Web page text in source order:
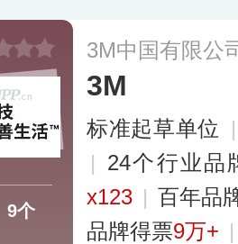
9个
3M中国有限公
3M
标准起草单位
| 24个行业品
x123 | 百年品
品牌得票9万+